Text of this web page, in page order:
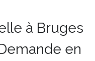
à Bruges
en